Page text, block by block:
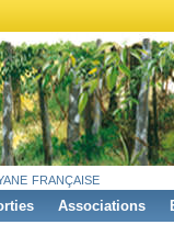
française
Associations